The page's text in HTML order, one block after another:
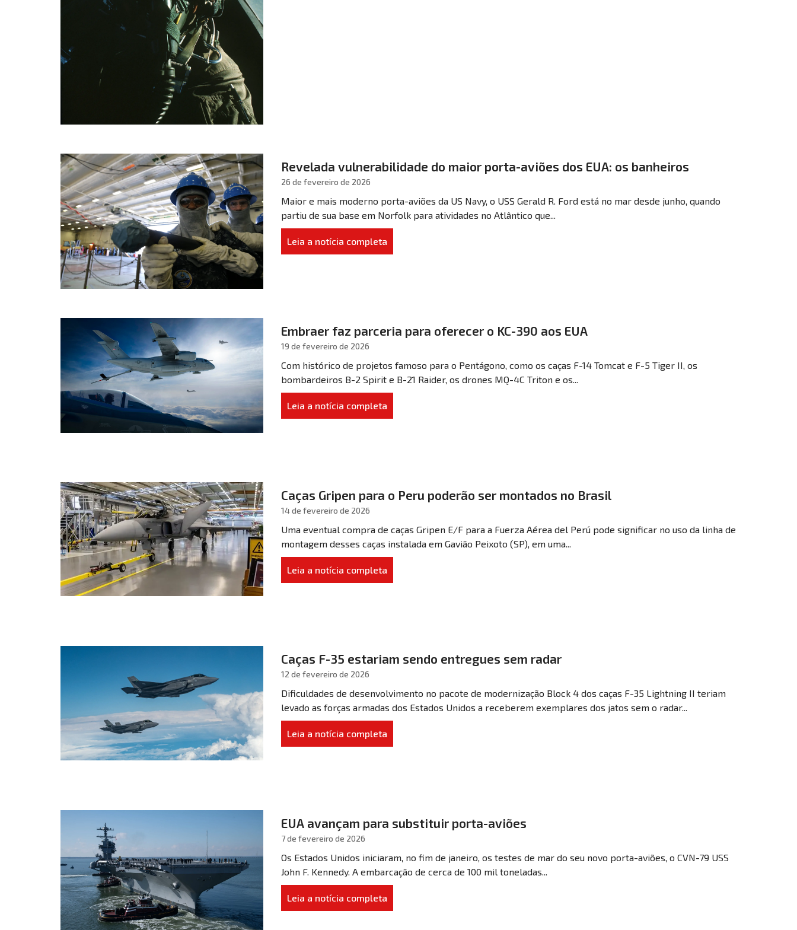
Revelada vulnerabilidade do maior porta-aviões dos EUA: os banheiros
26 de fevereiro de 2026
Maior e mais moderno porta-aviões da US Navy, o USS Gerald R. Ford está no mar desde junho, quando
partiu de sua base em Norfolk para atividades no Atlântico que...
Leia a notícia completa
Embraer faz parceria para oferecer o KC-390 aos EUA
19 de fevereiro de 2026
Com histórico de projetos famoso para o Pentágono, como os caças F-14 Tomcat e F-5 Tiger II, os
bombardeiros B-2 Spirit e B-21 Raider, os drones MQ-4C Triton e os...
Leia a notícia completa
Caças Gripen para o Peru poderão ser montados no Brasil
14 de fevereiro de 2026
Uma eventual compra de caças Gripen E/F para a Fuerza Aérea del Perú pode significar no uso da linha de
montagem desses caças instalada em Gavião Peixoto (SP), em uma...
Leia a notícia completa
Caças F-35 estariam sendo entregues sem radar
12 de fevereiro de 2026
Dificuldades de desenvolvimento no pacote de modernização Block 4 dos caças F-35 Lightning II teriam
levado as forças armadas dos Estados Unidos a receberem exemplares dos jatos sem o radar...
Leia a notícia completa
EUA avançam para substituir porta-aviões
7 de fevereiro de 2026
Os Estados Unidos iniciaram, no fim de janeiro, os testes de mar do seu novo porta-aviões, o CVN-79 USS
John F. Kennedy. A embarcação de cerca de 100 mil toneladas...
Leia a notícia completa